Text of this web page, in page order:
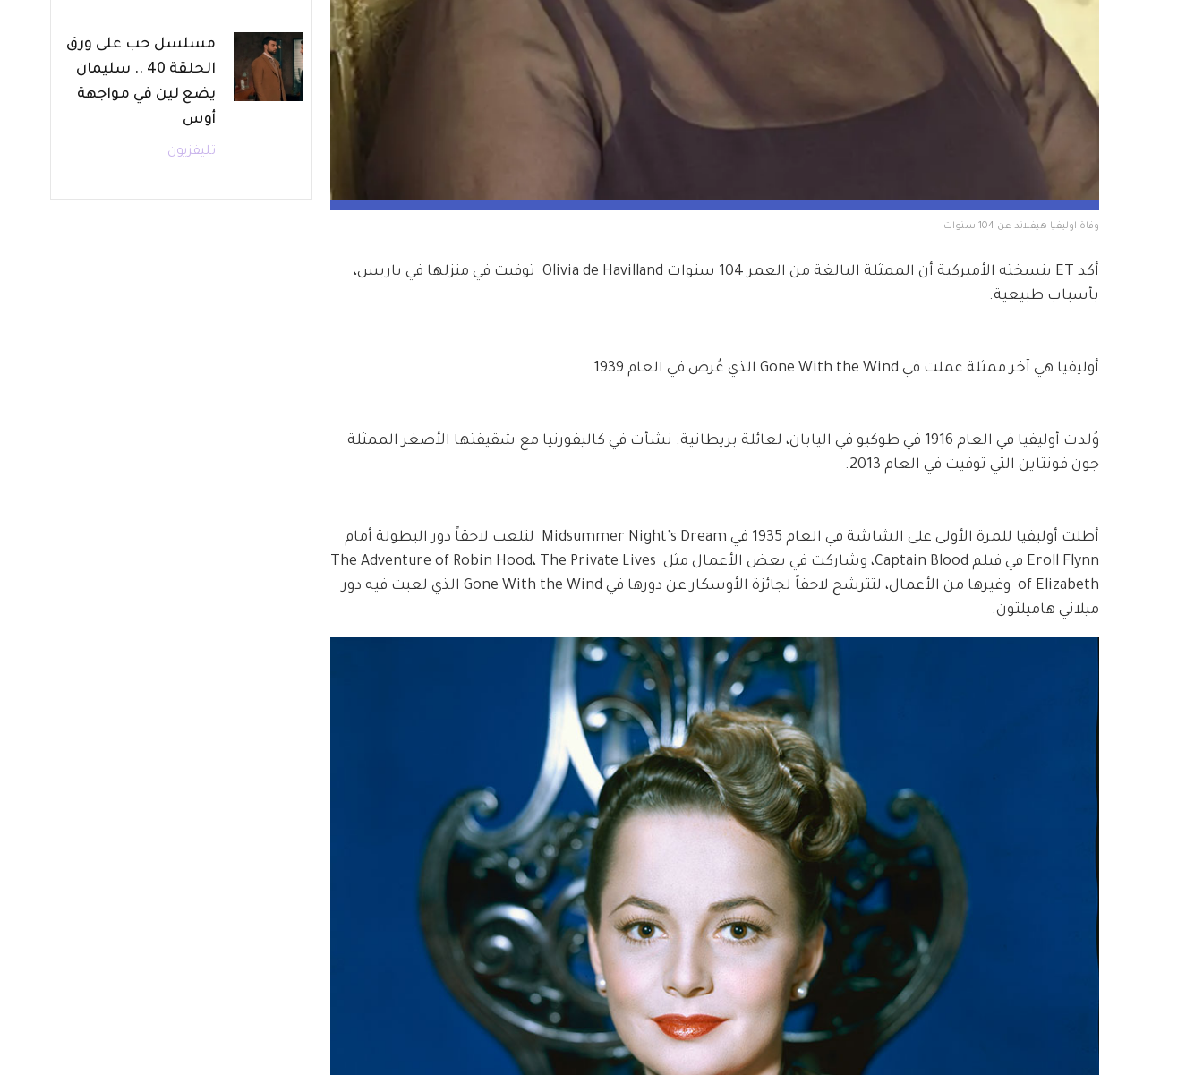
وفاة اوليفيا هيفلاند عن 104 سنوات
أكد ET بنسخته الأميركية أن الممثلة البالغة من العمر 104 سنوات Olivia de Havilland  توفيت في منزلها في باريس،
بأسباب طبيعية.
أوليفيا هي آخر ممثلة عملت في Gone With the Wind الذي عُرض في العام 1939.
وُلدت أوليفيا في العام 1916 في طوكيو في اليابان، لعائلة بريطانية. نشأت في كاليفورنيا مع شقيقتها الأصغر الممثلة
جون فونتاين التي توفيت في العام 2013.
أطلت أوليفيا للمرة الأولى على الشاشة في العام 1935 في Midsummer Night’s Dream  لتلعب لاحقاً دور البطولة أمام
Eroll Flynn في فيلم Captain Blood، وشاركت في بعض الأعمال مثل The Adventure of Robin Hood، The Private Lives
of Elizabeth  وغيرها من الأعمال، لتترشح لاحقاً لجائزة الأوسكار عن دورها في Gone With the Wind الذي لعبت فيه دور
ميلاني هاميلتون.
مسلسل حب على ورق
الحلقة 40 .. سليمان
يضع لين في مواجهة
أوس
تليفزيون